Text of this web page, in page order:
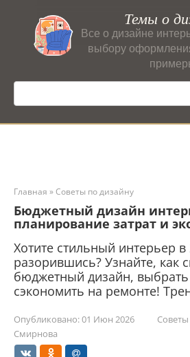
контенту
Темы о
Все о дизайне
выбору
Поиск:
Главная »Советы по дизайну
Бюджетный дизайн
планирование затрат и
Хотите стильный интерьер в
разорившись? Узнайте, как
бюджетный дизайн,
сэкономить на ремонте!
Опубликовано:01 Июн 2026
Смирнова